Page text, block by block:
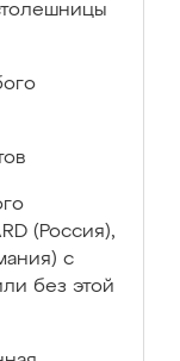
(Россия),
с
без этой